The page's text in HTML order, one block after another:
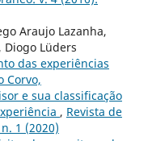
Araujo Lazanha,
Lüders
das experiências
Corvo,
e sua classificação
, Revista de
1 (2020)